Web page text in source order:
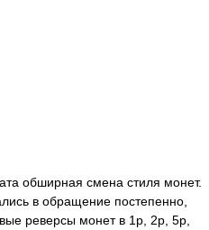
обширная смена стиля монет.
в обращение постепенно,
реверсы монет в 1p, 2p, 5p,